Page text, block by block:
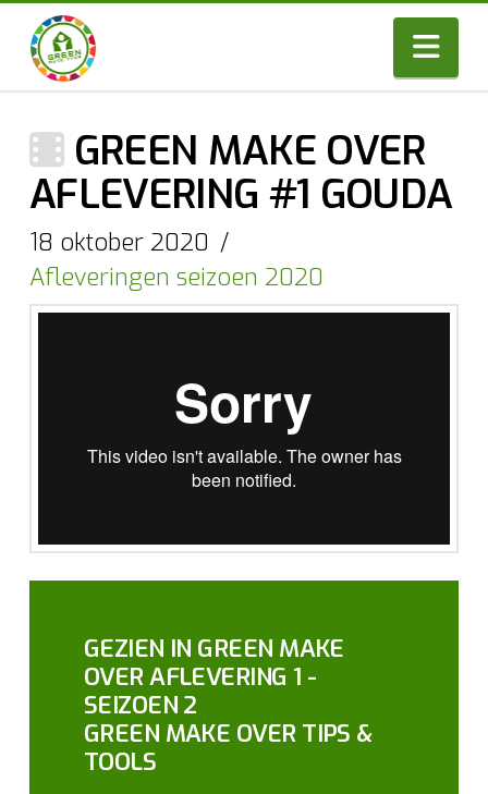
GREEN MAKE OVER
AFLEVERING #1 GOUDA
18 oktober 2020
Afleveringen seizoen 2020
GEZIEN IN GREEN MAKE
OVER AFLEVERING 1 -
SEIZOEN 2
GREEN MAKE OVER TIPS &
TOOLS